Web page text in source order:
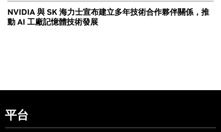
NVIDIA 與 SK 海力士宣布建立多年技術合作夥伴關係，推
動 AI 工廠記憶體技術發展
平台